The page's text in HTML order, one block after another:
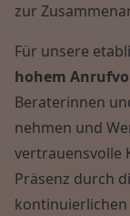
zur
Für unsere
hohem
Beraterinnen
nehmen und
vertrauensvolle
Präsenz durch